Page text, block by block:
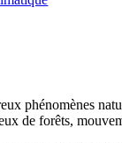
phénomènes
de forêts,